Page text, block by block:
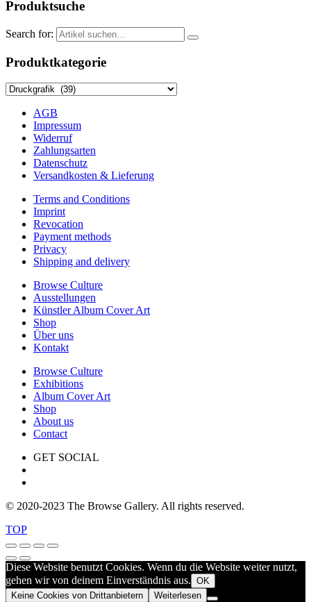
Produktsuche
Search for:
Produktkategorie
AGB
Impressum
Widerruf
Zahlungsarten
Datenschutz
Versandkosten & Lieferung
Terms and Conditions
Imprint
Revocation
Payment methods
Privacy
Shipping and delivery
Browse Culture
Ausstellungen
Künstler Album Cover Art
Shop
Über uns
Kontakt
Browse Culture
Exhibitions
Album Cover Art
Shop
About us
Contact
GET SOCIAL
© 2020-2023 The Browse Gallery. All rights reserved.
TOP
Diese Website benutzt Cookies. Wenn du die Website weiter nutzt,
gehen wir von deinem Einverständnis aus. OK
Keine Cookies von Drittanbietern
Weiterlesen